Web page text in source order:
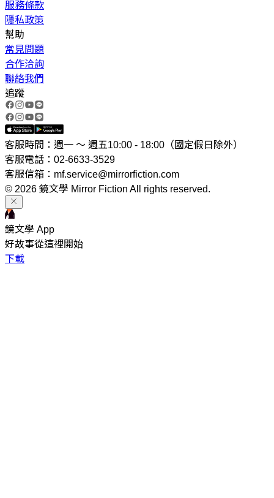
服務條款
隱私政策
幫助
常見問題
合作洽詢
聯絡我們
追蹤
客服時間：週一 ～ 週五10:00 - 18:00（國定假日除外）
客服電話：02-6633-3529
客服信箱：mf.service@mirrorfiction.com
© 2026 鏡文學 Mirror Fiction All rights reserved.
鏡文學 App
好故事從這裡開始
下載